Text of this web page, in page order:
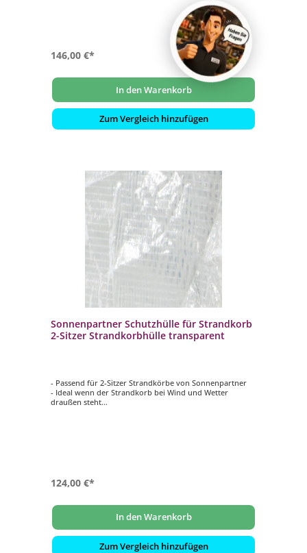
146,00 €*
In den Warenkorb
Zum Vergleich hinzufügen
Sonnenpartner Schutzhülle für Strandkorb
2-Sitzer Strandkorbhülle transparent
- Passend für 2-Sitzer Strandkörbe von Sonnenpartner
- Ideal wenn der Strandkorb bei Wind und Wetter
draußen steht
124,00 €*
In den Warenkorb
Zum Vergleich hinzufügen